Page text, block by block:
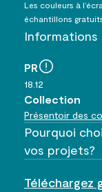
Les couleurs à
échantillons
Informations
PR
18.12
Collection
Présentoir des
Pourquoi
vos projets?
Téléchargez